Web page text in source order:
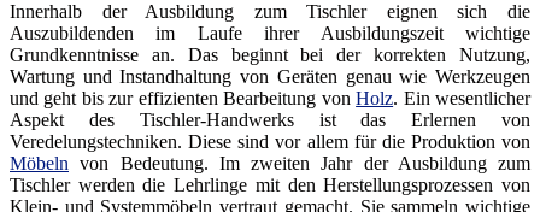
Innerhalb der Ausbildung zum Tischler eignen sich die
Auszubildenden im Laufe ihrer Ausbildungszeit wichtige
Grundkenntnisse an. Das beginnt bei der korrekten Nutzung,
Wartung und Instandhaltung von Geräten genau wie Werkzeugen
und geht bis zur effizienten Bearbeitung vonHolz. Ein wesentlicher
Aspekt des Tischler-Handwerks ist das Erlernen von
Veredelungstechniken. Diese sind vor allem für die Produktion von
Möbeln von Bedeutung. Im zweiten Jahr der Ausbildung zum
Tischler werden die Lehrlinge mit den Herstellungsprozessen von
Klein- und Systemmöbeln vertraut gemacht. Sie sammeln wichtige